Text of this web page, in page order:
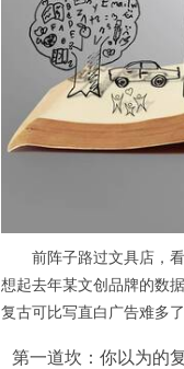
前阵子路过文具店，
想起去年某文创品牌的数
复古可比写直白广告难多了
第一道坎：你以为的